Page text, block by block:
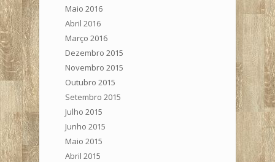
Maio 2016
Abril 2016
Março 2016
Dezembro 2015
Novembro 2015
Outubro 2015
Setembro 2015
Julho 2015
Junho 2015
Maio 2015
Abril 2015